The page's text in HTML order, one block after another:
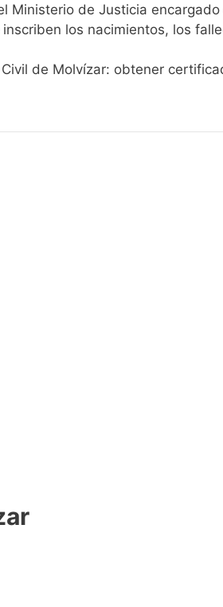
Ministerio de Justicia
los nacimientos, los
de Molvízar: obtener